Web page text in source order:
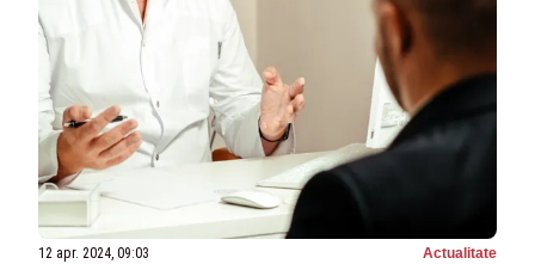
12 apr. 2024, 09:03 Actualitate